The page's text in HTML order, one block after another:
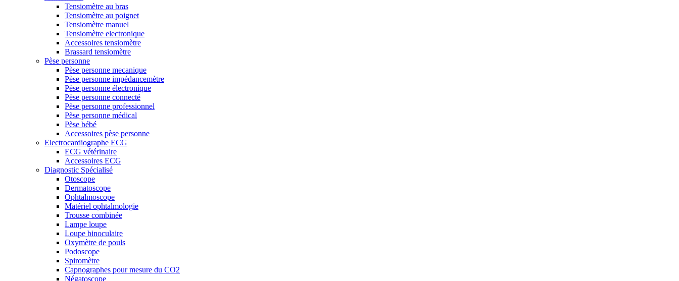
Tensiomètre au bras
Tensiomètre au poignet
Tensiomètre manuel
Tensiomètre electronique
Accessoires tensiomètre
Brassard tensiomètre
Pèse personne
Pèse personne mecanique
Pèse personne impédancemètre
Pèse personne électronique
Pèse personne connecté
Pèse personne professionnel
Pèse personne médical
Pèse bébé
Accessoires pèse personne
Electrocardiographe ECG
ECG vétérinaire
Accessoires ECG
Diagnostic Spécialisé
Otoscope
Dermatoscope
Ophtalmoscope
Matériel ophtalmologie
Trousse combinée
Lampe loupe
Loupe binoculaire
Oxymètre de pouls
Podoscope
Spiromètre
Capnographes pour mesure du CO2
Négatoscope